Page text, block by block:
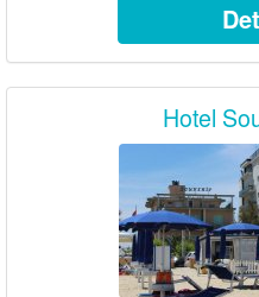
Hotel